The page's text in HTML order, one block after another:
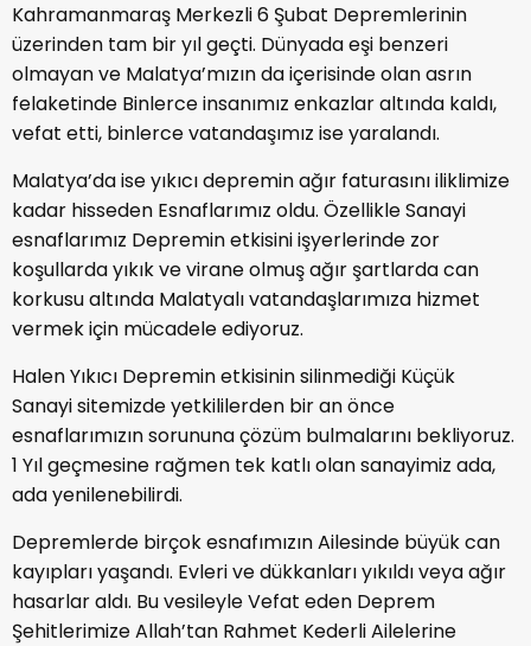
Kahramanmaraş Merkezli 6 Şubat Depremlerinin
üzerinden tam bir yıl geçti. Dünyada eşi benzeri
olmayan ve Malatya’mızın da içerisinde olan asrın
felaketinde Binlerce insanımız enkazlar altında kaldı,
vefat etti, binlerce vatandaşımız ise yaralandı.
Malatya’da ise yıkıcı depremin ağır faturasını iliklimize
kadar hisseden Esnaflarımız oldu. Özellikle Sanayi
esnaflarımız Depremin etkisini işyerlerinde zor
koşullarda yıkık ve virane olmuş ağır şartlarda can
korkusu altında Malatyalı vatandaşlarımıza hizmet
vermek için mücadele ediyoruz.
Halen Yıkıcı Depremin etkisinin silinmediği Küçük
Sanayi sitemizde yetkililerden bir an önce
esnaflarımızın sorununa çözüm bulmalarını bekliyoruz.
1 Yıl geçmesine rağmen tek katlı olan sanayimiz ada,
ada yenilenebilirdi.
Depremlerde birçok esnafımızın Ailesinde büyük can
kayıpları yaşandı. Evleri ve dükkanları yıkıldı veya ağır
hasarlar aldı. Bu vesileyle Vefat eden Deprem
Şehitlerimize Allah’tan Rahmet Kederli Ailelerine